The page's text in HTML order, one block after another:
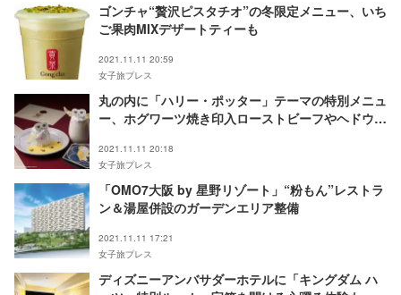
ゴンチャ“贅沢ピスタチオ”の冬限定メニュー、いち
ご果肉MIXデザートティーも
2021.11.11 20:59
女子旅プレス
丸の内に「ハリー・ポッター」テーマの特別メニュ
ー、ホグワーツ焼き印入ローストビーフやヘドウィ
2021.11.11 20:18
女子旅プレス
「OMO7大阪 by 星野リゾート」“粉もん”レストラ
ン＆湯屋併設のガーデンエリア整備
2021.11.11 17:21
女子旅プレス
ディズニーアンバサダーホテルに「キングダム ハ